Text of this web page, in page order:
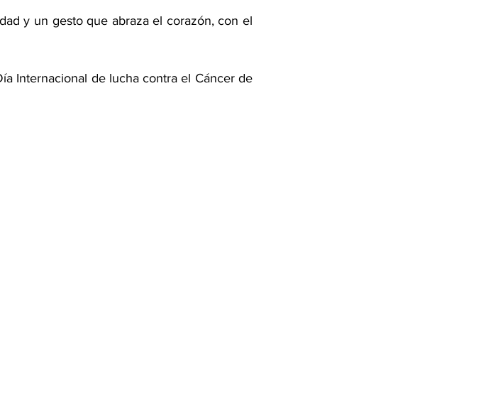
y un gesto que abraza el corazón, con el
Internacional de lucha contra el Cáncer de